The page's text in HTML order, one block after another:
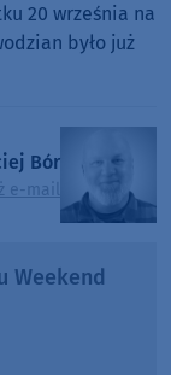
20 września na
było już
Bór
e-mail
Weekend